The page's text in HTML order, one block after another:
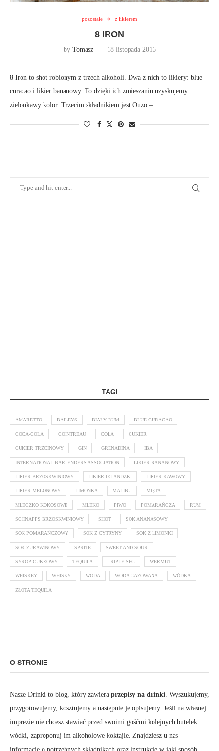
pozostałe z likierem
8 IRON
by Tomasz 18 listopada 2016
8 Iron to shot robionym z trzech alkoholi. Dwa z nich to likiery: blue
curacao i likier bananowy. To dzięki ich zmieszaniu uzyskujemy
zielonkawy kolor. Trzecim składnikiem jest Ouzo – …
TAGI
AMARETTO BAILEYS BIAŁY RUM BLUE CURACAO
COCA-COLA COINTREAU COLA CUKIER
CUKIER TRZCINOWY GIN GRENADINA IBA
INTERNATIONAL BARTENDERS ASSOCIATION LIKIER BANANOWY
LIKIER BRZOSKWINIOWY LIKIER IRLANDZKI LIKIER KAWOWY
LIKIER MELONOWY LIMONKA MALIBU MIĘTA
MLECZKO KOKOSOWE MLEKO PIWO POMARAŃCZA RUM
SCHNAPPS BRZOSKWINIOWY SHOT SOK ANANASOWY
SOK POMARAŃCZOWY SOK Z CYTRYNY SOK Z LIMONKI
SOK ŻURAWINOWY SPRITE SWEET AND SOUR
SYROP CUKROWY TEQUILA TRIPLE SEC WERMUT
WHISKEY WHISKY WODA WODA GAZOWANA WÓDKA
ZŁOTA TEQUILA
O STRONIE
Nasze Drinki to blog, który zawiera przepisy na drinki. Wyszukujemy,
przygotowujemy, kosztujemy a następnie je opisujemy. Jeśli na własnej
imprezie nie chcesz stawiać przed swoimi gośćmi kolejnych butelek
wódki, zaproponuj im alkoholowe koktajle. Znajdziesz u nas
informacje o potrzebnych składnikach oraz instrukcję w jaki sposób